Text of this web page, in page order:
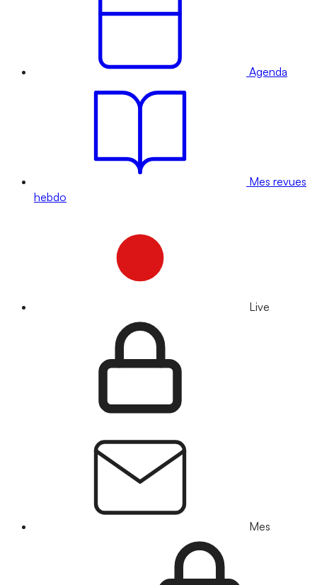
Agenda
Mes revues
hebdo
Live
Mes